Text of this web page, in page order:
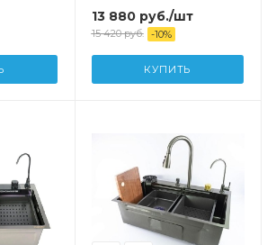
13 880руб./шт
15 420руб. -10%
КУПИТЬ